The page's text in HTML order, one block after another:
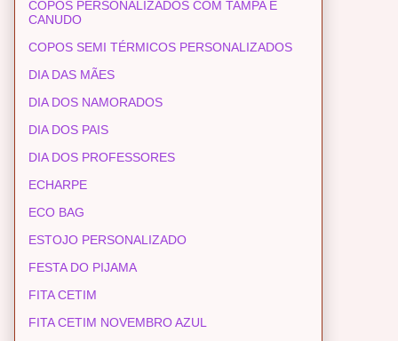
COPOS PERSONALIZADOS COM TAMPA E
CANUDO
COPOS SEMI TÉRMICOS PERSONALIZADOS
DIA DAS MÃES
DIA DOS NAMORADOS
DIA DOS PAIS
DIA DOS PROFESSORES
ECHARPE
ECO BAG
ESTOJO PERSONALIZADO
FESTA DO PIJAMA
FITA CETIM
FITA CETIM NOVEMBRO AZUL